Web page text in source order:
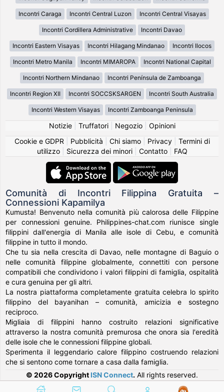
Incontri Caraga Incontri Central Luzon Incontri Central Visayas
Incontri Cordillera Administrative Incontri Davao
Incontri Eastern Visayas Incontri Hilagang Mindanao Incontri Ilocos
Incontri Metro Manila Incontri MIMAROPA Incontri National Capital
Incontri Northern Mindanao Incontri Península de Zamboanga
Incontri Region XII Incontri SOCCSKSARGEN Incontri South Australia
Incontri Western Visayas Incontri Zamboanga Peninsula
Notizie| Truffatori| Negozio| Opinioni
Cookie e GDPR
Pubblicità Chi siamo| Privacy| Termini di
utilizzo| Sicurezza dei minori| Contatto| FAQ
Comunità di Incontri Filippina Gratuita –
Connessioni Kapamilya
Kumusta! Benvenuto nella comunità più calorosa delle Filippine
per connessioni genuine. Philippines-chat.com riunisce single
filippini dall'energia di Manila alle isole di Cebu, e comunità
filippine in tutto il mondo.
Che tu sia nella crescita di Davao, nelle montagne di Baguio o
nelle comunità filippine globalmente, connettiti con persone
compatibili che condividono i valori filippini di famiglia, ospitalità
e cura genuina per gli altri.
La nostra piattaforma completamente gratuita celebra lo spirito
filippino del bayanihan – comunità, amicizia e sostegno
reciproco.
Migliaia di filippini hanno costruito relazioni significative
attraverso la nostra comunità premurosa che onora sia l'eredità
delle isole che le connessioni filippine globali.
Sperimenta il leggendario calore filippino costruendo relazioni
che si sentono come tornare a casa dalla famiglia.
© 2026 Copyright ISN Connect. All rights reserved.